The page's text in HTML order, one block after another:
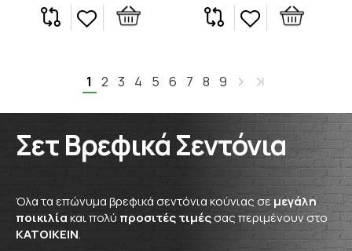
Όλα τα επώνυμα βρεφικά σεντόνια κούνιας σε μεγάλη
ποικιλίακαι πολύ προσιτές τιμέςσας περιμένουν στο
ΚΑΤΟΙΚΕΙΝ.
Σετ Βρεφικά Σεντόνια
1 2 3 4 5 6 7 8 9